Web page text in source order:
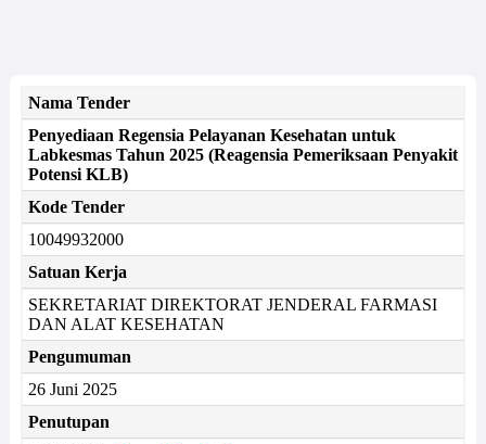
Nama Tender
Penyediaan Regensia Pelayanan Kesehatan untuk
Labkesmas Tahun 2025 (Reagensia Pemeriksaan Penyakit
Potensi KLB)
Kode Tender
10049932000
Satuan Kerja
SEKRETARIAT DIREKTORAT JENDERAL FARMASI
DAN ALAT KESEHATAN
Pengumuman
26 Juni 2025
Penutupan